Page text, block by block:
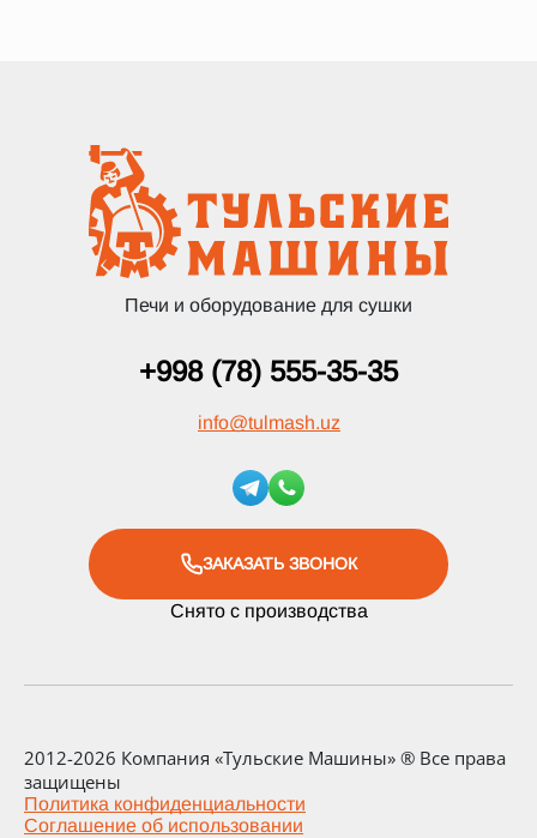
Печи и оборудование для сушки
+998 (78) 555-35-35
info@tulmash.uz
ЗАКАЗАТЬ ЗВОНОК
Снято с производства
2012-2026 Компания «Тульские Машины» ® Все права
защищены
Политика конфиденциальности
Соглашение об использовании